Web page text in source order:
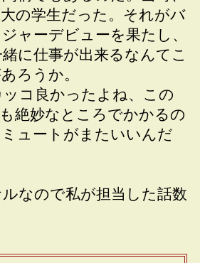
の学生だった。それがバ
ャーデビューを果たし、
に仕事が出来るなんてこ
ろうか。
コ良かったよね、この
絶妙なところでかかるの
ュートがまたいいんだ
なので私が担当した話数